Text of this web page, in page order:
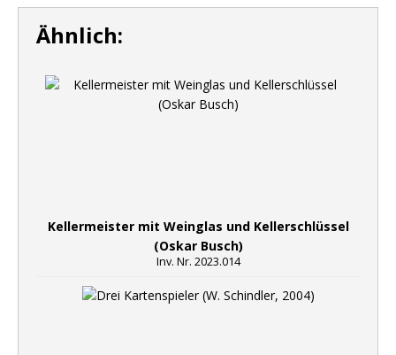
Ähnlich:
Kellermeister mit Weinglas und Kellerschlüssel
(Oskar Busch)
Inv. Nr. 2023.014